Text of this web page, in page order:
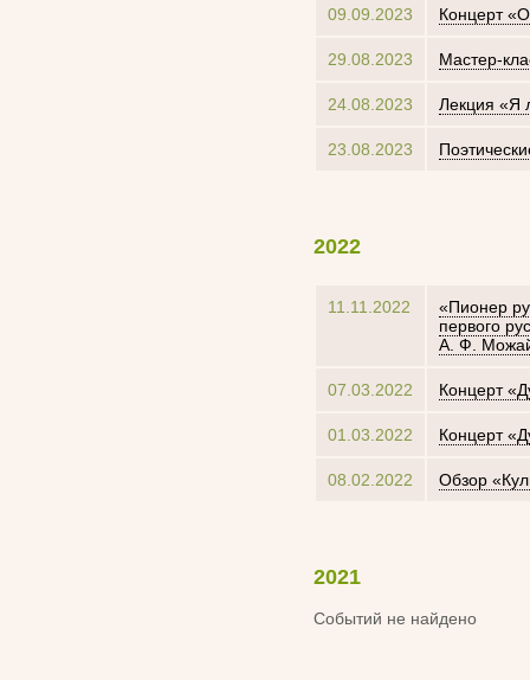
09.09.2023 Концерт
29.08.2023 Мастер-
24.08.2023 Лекция «Я
23.08.2023
2022
11.11.2022
«Пионер
первого
А. Ф.
07.03.2022 Концерт
01.03.2022 Концерт
08.02.2022 Обзор
2021
Событий не найдено